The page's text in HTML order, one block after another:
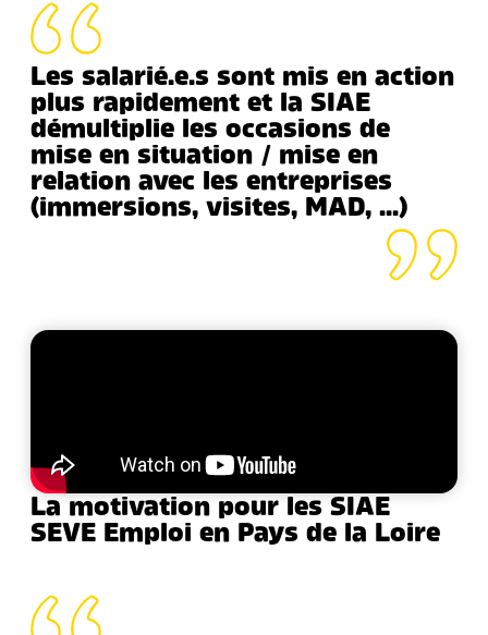
Les salarié.e.s sont mis en action
plus rapidement et la SIAE
démultiplie les occasions de
mise en situation / mise en
relation avec les entreprises
(immersions, visites, MAD, …)
La motivation pour les SIAE
SEVE Emploi en Pays de la Loire